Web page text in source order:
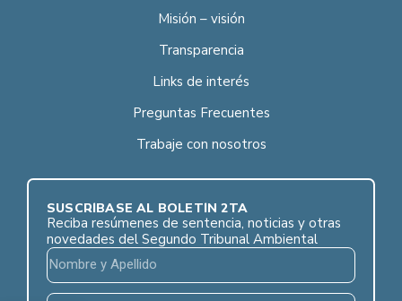
Misión – visión
Transparencia
Links de interés
Preguntas Frecuentes
Trabaje con nosotros
SUSCRÍBASE AL BOLETÍN 2TA
Reciba resúmenes de sentencia, noticias y otras
novedades del Segundo Tribunal Ambiental